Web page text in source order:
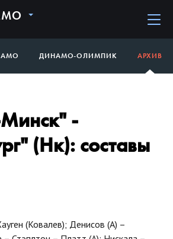
ДИНАМО-ОЛИМПИК АРХИВ
-
(Нк): составы
(Ковалев); Денисов (А) –